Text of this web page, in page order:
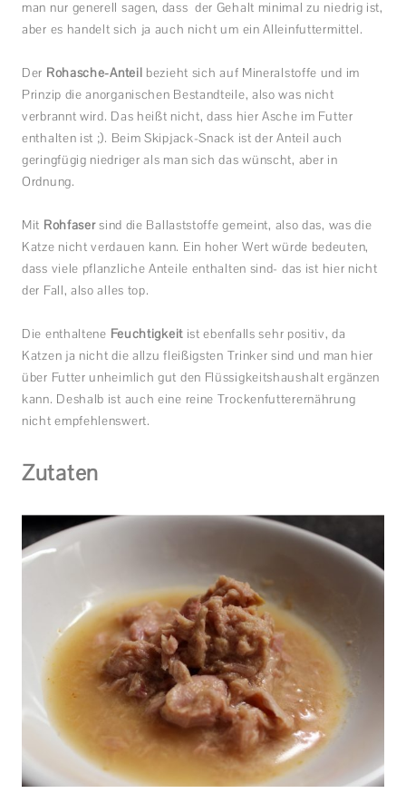
man nur generell sagen, dass der Gehalt minimal zu niedrig ist,
aber es handelt sich ja auch nicht um ein Alleinfuttermittel.
Der Rohasche-Anteil bezieht sich auf Mineralstoffe und im
Prinzip die anorganischen Bestandteile, also was nicht
verbrannt wird. Das heißt nicht, dass hier Asche im Futter
enthalten ist ;). Beim Skipjack-Snack ist der Anteil auch
geringfügig niedriger als man sich das wünscht, aber in
Ordnung.
Mit Rohfasersind die Ballaststoffe gemeint, also das, was die
Katze nicht verdauen kann. Ein hoher Wert würde bedeuten,
dass viele pflanzliche Anteile enthalten sind- das ist hier nicht
der Fall, also alles top.
Die enthaltene Feuchtigkeitist ebenfalls sehr positiv, da
Katzen ja nicht die allzu fleißigsten Trinker sind und man hier
über Futter unheimlich gut den Flüssigkeitshaushalt ergänzen
kann. Deshalb ist auch eine reine Trockenfutterernährung
nicht empfehlenswert.
Zutaten